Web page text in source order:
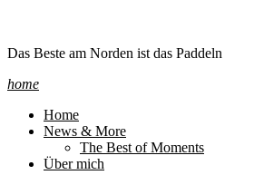
Das Beste am Norden ist das Paddeln
home
Home
News & More
The Best of Moments
Über mich